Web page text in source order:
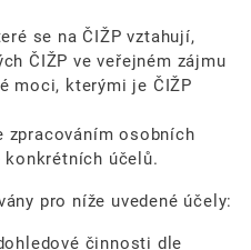
se na ČIŽP vztahují,
ČIŽP ve veřejném zájmu
moci, kterými je ČIŽP
zpracováním osobních
účelů.
pro níže uvedené účely:
činnosti dle